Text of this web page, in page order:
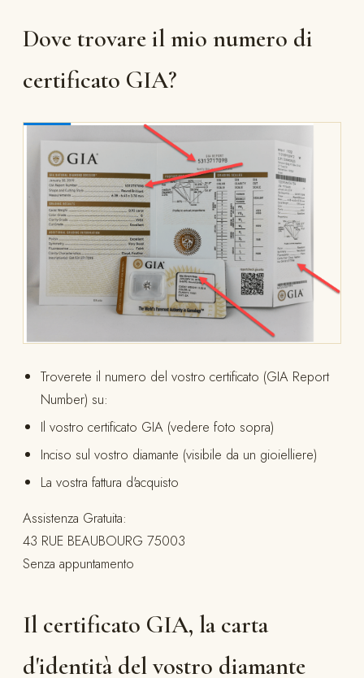
Dove trovare il mio numero di
certificato GIA?
Troverete il numero del vostro certificato (GIA Report
Number) su:
Il vostro certificato GIA (vedere foto sopra)
Inciso sul vostro diamante (visibile da un gioielliere)
La vostra fattura d'acquisto
Assistenza Gratuita:
43 RUE BEAUBOURG 75003
Senza appuntamento
Il certificato GIA, la carta
d'identità del vostro diamante